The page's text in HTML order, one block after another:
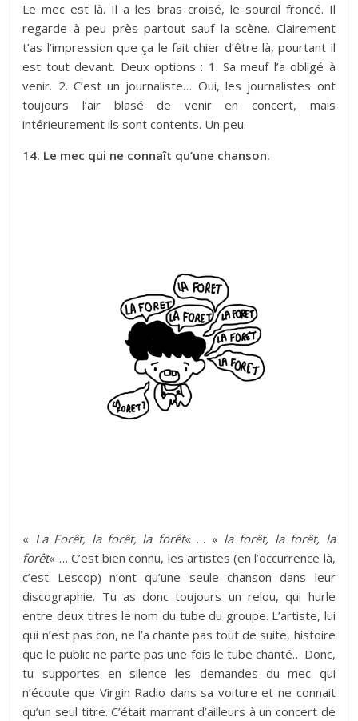
Le mec est là. Il a les bras croisé, le sourcil froncé. Il
regarde à peu près partout sauf la scène. Clairement
t’as l’impression que ça le fait chier d’être là, pourtant il
est tout devant. Deux options : 1. Sa meuf l’a obligé à
venir. 2. C’est un journaliste… Oui, les journalistes ont
toujours l’air blasé de venir en concert, mais
intérieurement ils sont contents. Un peu.
14. Le mec qui ne connaît qu’une chanson.
« La Forêt, la forêt, la forêt« … « la forêt, la forêt, la
forêt« … C’est bien connu, les artistes (en l’occurrence là,
c’est Lescop) n’ont qu’une seule chanson dans leur
discographie. Tu as donc toujours un relou, qui hurle
entre deux titres le nom du tube du groupe. L’artiste, lui
qui n’est pas con, ne l’a chante pas tout de suite, histoire
que le public ne parte pas une fois le tube chanté… Donc,
tu supportes en silence les demandes du mec qui
n’écoute que Virgin Radio dans sa voiture et ne connait
qu’un seul titre. C’était marrant d’ailleurs à un concert de